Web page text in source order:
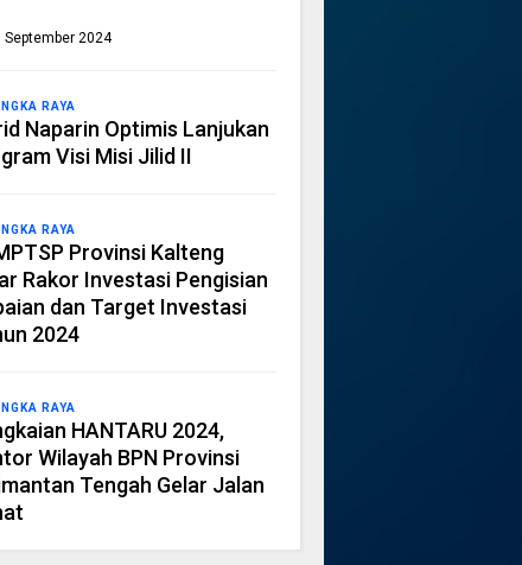
September 2024
RAYA
Naparin Optimis Lanjukan
Visi Misi Jilid II
RAYA
Provinsi Kalteng
Rakor Investasi Pengisian
dan Target Investasi
2024
RAYA
HANTARU 2024,
Wilayah BPN Provinsi
Tengah Gelar Jalan